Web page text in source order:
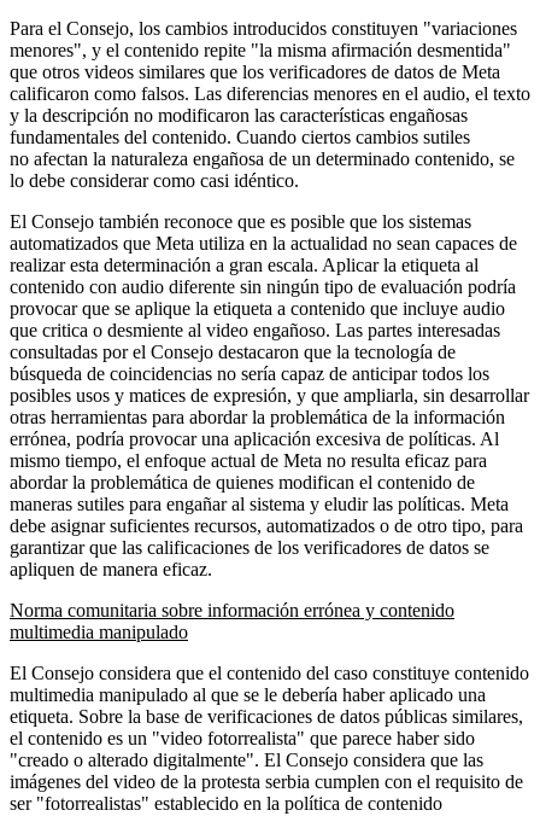
Para el Consejo, los cambios introducidos constituyen "variaciones
menores", y el contenido repite "la misma afirmación desmentida"
que otros videos similares que los verificadores de datos de Meta
calificaron como falsos. Las diferencias menores en el audio, el texto
y la descripción no modificaron las características engañosas
fundamentales del contenido. Cuando ciertos cambios sutiles
no afectan la naturaleza engañosa de un determinado contenido, se
lo debe considerar como casi idéntico.
El Consejo también reconoce que es posible que los sistemas
automatizados que Meta utiliza en la actualidad no sean capaces de
realizar esta determinación a gran escala. Aplicar la etiqueta al
contenido con audio diferente sin ningún tipo de evaluación podría
provocar que se aplique la etiqueta a contenido que incluye audio
que critica o desmiente al video engañoso. Las partes interesadas
consultadas por el Consejo destacaron que la tecnología de
búsqueda de coincidencias no sería capaz de anticipar todos los
posibles usos y matices de expresión, y que ampliarla, sin desarrollar
otras herramientas para abordar la problemática de la información
errónea, podría provocar una aplicación excesiva de políticas. Al
mismo tiempo, el enfoque actual de Meta no resulta eficaz para
abordar la problemática de quienes modifican el contenido de
maneras sutiles para engañar al sistema y eludir las políticas. Meta
debe asignar suficientes recursos, automatizados o de otro tipo, para
garantizar que las calificaciones de los verificadores de datos se
apliquen de manera eficaz.
Norma comunitaria sobre información errónea y contenido
multimedia manipulado
El Consejo considera que el contenido del caso constituye contenido
multimedia manipulado al que se le debería haber aplicado una
etiqueta. Sobre la base de verificaciones de datos públicas similares,
el contenido es un "video fotorrealista" que parece haber sido
"creado o alterado digitalmente". El Consejo considera que las
imágenes del video de la protesta serbia cumplen con el requisito de
ser "fotorrealistas" establecido en la política de contenido